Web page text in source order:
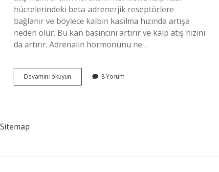
hücrelerindeki beta-adrenerjik reseptörlere
bağlanır ve böylece kalbin kasılma hızında artışa
neden olur. Bu kan basıncını artırır ve kalp atış hızını
da artırır. Adrenalin hormonunu ne…
Devamını okuyun Adrenalin
Seviyesinin
8 Yorum
Sitemap